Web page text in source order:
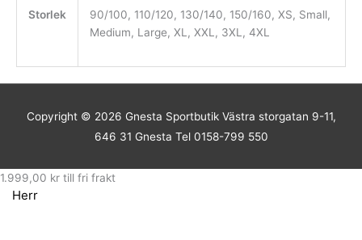
Storlek
90/100, 110/120, 130/140, 150/160, XS, Small,
Medium, Large, XL, XXL, 3XL, 4XL
Copyright © 2026 Gnesta SportbutikVästra storgatan 9-11,
646 31 Gnesta Tel 0158-799 550
1.999,00 kr till fri frakt
Herr